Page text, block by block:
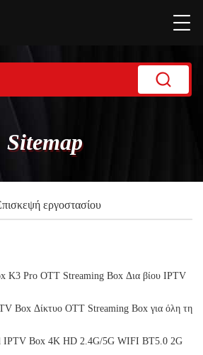
Sitemap
εργοστασίου
Pro OTT Streaming Box Δια βίου IPTV
Box Δίκτυο OTT Streaming Box για όλη τη
IPTV Box 4K HD 2.4G/5G WIFI BT5.0 2G